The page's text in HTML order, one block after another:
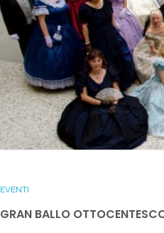
EVENTI
GRAN BALLO